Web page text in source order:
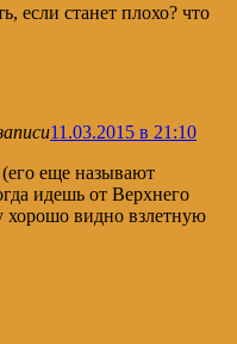
если станет плохо? что
11.03.2015 в 21:10
еще называют
идешь от Верхнего
хорошо видно взлетную